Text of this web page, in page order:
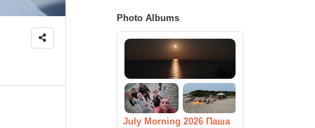
Photo Albums
July Morning 2026 Паша